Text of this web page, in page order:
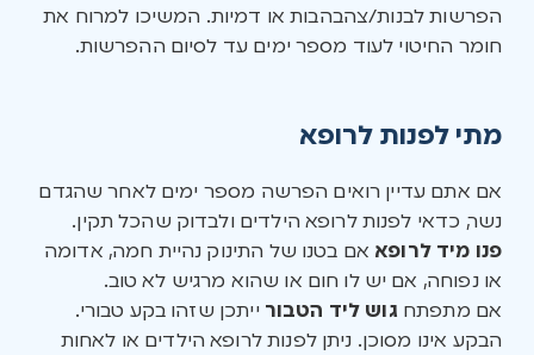
הפרשות לבנות/צהבהבות או דמיות. המשיכו למרוח את
חומר החיטוי לעוד מספר ימים עד לסיום ההפרשות.
מתי לפנות לרופא
אם אתם עדיין רואים הפרשה מספר ימים לאחר שהגדם
נשר, כדאי לפנות לרופא הילדים ולבדוק שהכל תקין.
פנו מיד לרופא אם בטנו של התינוק נהיית חמה, אדומה
או נפוחה, אם יש לו חום או שהוא מרגיש לא טוב.
אם מתפתח גוש ליד הטבור ייתכן שזהו בקע טבורי.
הבקע אינו מסוכן. ניתן לפנות לרופא הילדים או לאחות